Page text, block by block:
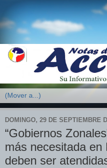
DOMINGO, 29 DE SEPTIEMBRE
“Gobiernos
más necesitada en
deben ser